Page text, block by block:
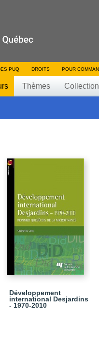
PUQ DROITS POUR
Thèmes
Développement
international Desjardins
- 1970-2010